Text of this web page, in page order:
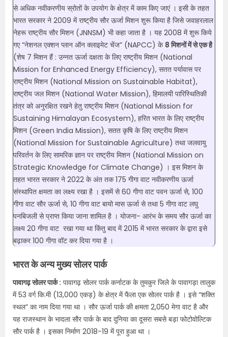
से अधिक नवीकरणीय स्रोतों के उपयोग के क्षेत्र में काम किए जाएं । इसी के तहत
भारत सरकार ने 2009 में राष्ट्रीय सौर ऊर्जा मिशन शुरू किया है जिसे जवाहरलाल
नेहरू राष्ट्रीय सौर मिशन (JNNSM) भी कहा जाता है । यह 2008 में शुरू किये
गए “नेशनल एक्शन प्लान ऑन क्लाइमेट चेंज” (NAPCC) के 8 मिशनों में से एक है
(शेष 7 मिशन हैं : उन्नत ऊर्जा दक्षता के लिए राष्ट्रीय मिशन (National
Mission for Enhanced Energy Efficiency), सतत पर्यावास पर
राष्ट्रीय मिशन (National Mission on Sustainable Habitat),
राष्ट्रीय जल मिशन (National Water Mission), हिमालयी पारिस्थितिकी
तंत्र को अनुरक्षित रखने हेतु राष्ट्रीय मिशन (National Mission for
Sustaining Himalayan Ecosystem), हरित भारत के लिए राष्ट्रीय
मिशन (Green India Mission), सतत कृषि के लिए राष्ट्रीय मिशन
(National Mission for Sustainable Agriculture) तथा जलवायु
परिवर्तन के लिए सामरिक ज्ञान पर राष्ट्रीय मिशन (National Mission on
Strategic Knowledge for Climate Change) । इस मिशन के
तहत भारत सरकार ने 2022 के अंत तक 175 गीगा वाट नवीकरणीय ऊर्जा
संस्‍थापित क्षमता का लक्ष्‍य रखा है । इसमें से 60 गीगा वाट पवन ऊर्जा से, 100
गीगा वाट सौर ऊर्जा से, 10 गीगा वाट बायो मास ऊर्जा से तथा 5 गीगा वाट लघु
पनबिजली से प्राप्त किया जाना शामिल है । योजना- आरंभ के समय सौर ऊर्जा का
लक्ष्य 20 गीगा वाट रखा गया था किंतु बाद में 2015 में भारत सरकार के द्वारा इसे
बढ़ाकर 100 गीगा वॉट कर दिया गया है ।
भारत के अन्य मुख्य सोलर पार्क
पावागढ़ सोलर पार्क : पावागढ़ सोलर पार्क कर्नाटक के तुमकुर जिले के पावागड़ा तालुक
में 53 वर्ग कि.मी (13,000 एकड़) के क्षेत्र में फैला एक सोलर पार्क है । इसे “शक्ति
स्थल” का नाम दिया गया था । सौर ऊर्जा पार्क की क्षमता 2,050 मेगा वाट है और
यह राजस्थान के भादला सौर पार्क के बाद दुनिया का दूसरा सबसे बड़ा फोटोवोल्टिक
सौर पार्क है । इसका निर्माण 2018-19 में पूरा हुआ था ।